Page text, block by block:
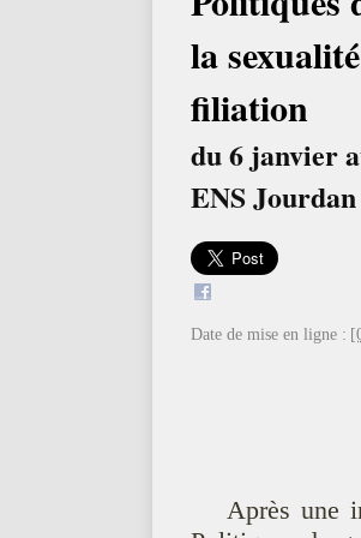
la
filiation
du 6 janvier
ENS Jourdan
Date de mise en ligne :
Après une